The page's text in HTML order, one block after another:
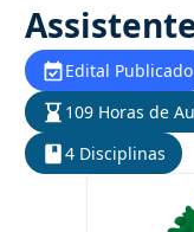
Edital Publicado
109 Horas de
4 Disciplinas